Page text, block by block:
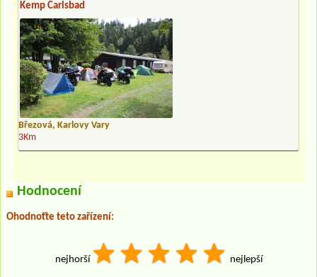
Kemp Carlsbad
Březová, Karlovy Vary
3Km
Hodnocení
Ohodnoťte teto zařízení:
nejhorší nejlepší